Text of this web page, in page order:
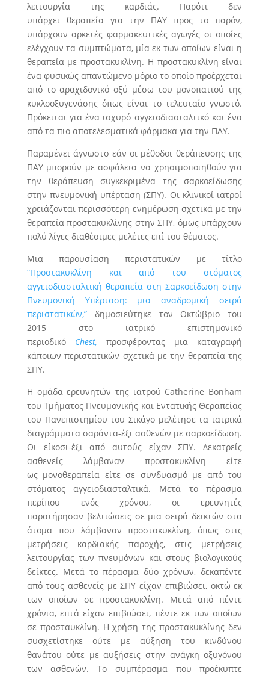
λειτουργία της καρδιάς. Παρότι δεν
υπάρχει θεραπεία για την ΠΑΥ προς το παρόν,
υπάρχουν αρκετές φαρμακευτικές αγωγές οι οποίες
ελέγχουν τα συμπτώματα, μία εκ των οποίων είναι η
θεραπεία με προστακυκλίνη. Η προστακυκλίνη είναι
ένα φυσικώς απαντώμενο μόριο το οποίο προέρχεται
από το αραχιδονικό οξύ μέσω του μονοπατιού της
κυκλοοξυγενάσης όπως είναι το τελευταίο γνωστό.
Πρόκειται για ένα ισχυρό αγγειοδιασταλτικό και ένα
από τα πιο αποτελεσματικά φάρμακα για την ΠΑΥ.
Παραμένει άγνωστο εάν οι μέθοδοι θεράπευσης της
ΠΑΥ μπορούν με ασφάλεια να χρησιμοποιηθούν για
την θεράπευση συγκεκριμένα της σαρκοείδωσης
στην πνευμονική υπέρταση (ΣΠΥ). Οι κλινικοί ιατροί
χρειάζονται περισσότερη ενημέρωση σχετικά με την
θεραπεία προστακυκλίνης στην ΣΠΥ, όμως υπάρχουν
πολύ λίγες διαθέσιμες μελέτες επί του θέματος.
Μια παρουσίαση περιστατικών με τίτλο
“Προστακυκλίνη και από του στόματος
αγγειοδιασταλτική θεραπεία στη Σαρκοείδωση στην
Πνευμονική Υπέρταση: μια αναδρομική σειρά
περιστατικών,” δημοσιεύτηκε τον Οκτώβριο του
2015 στο ιατρικό επιστημονικό
περιοδικό Chest, προσφέροντας μια καταγραφή
κάποιων περιστατικών σχετικά με την θεραπεία της
ΣΠΥ.
Η ομάδα ερευνητών της ιατρού Catherine Bonham
του Τμήματος Πνευμονικής και Εντατικής Θεραπείας
του Πανεπιστημίου του Σικάγο μελέτησε τα ιατρικά
διαγράμματα σαράντα-έξι ασθενών με σαρκοείδωση.
Οι είκοσι-έξι από αυτούς είχαν ΣΠΥ. Δεκατρείς
ασθενείς λάμβαναν προστακυκλίνη είτε
ως μονοθεραπεία είτε σε συνδυασμό με από του
στόματος αγγειοδιασταλτικά. Μετά το πέρασμα
περίπου ενός χρόνου, οι ερευνητές
παρατήρησαν βελτιώσεις σε μια σειρά δεικτών στα
άτομα που λάμβαναν προστακυκλίνη, όπως στις
μετρήσεις καρδιακής παροχής, στις μετρήσεις
λειτουργίας των πνευμόνων και στους βιολογικούς
δείκτες. Μετά το πέρασμα δύο χρόνων, δεκαπέντε
από τους ασθενείς με ΣΠΥ είχαν επιβιώσει, οκτώ εκ
των οποίων σε προστακυκλίνη. Μετά από πέντε
χρόνια, επτά είχαν επιβιώσει, πέντε εκ των οποίων
σε προσταυκλίνη. Η χρήση της προστακυκλίνης δεν
συσχετίστηκε ούτε με αύξηση του κινδύνου
θανάτου ούτε με αυξήσεις στην ανάγκη οξυγόνου
των ασθενών. Το συμπέρασμα που προέκυπτε